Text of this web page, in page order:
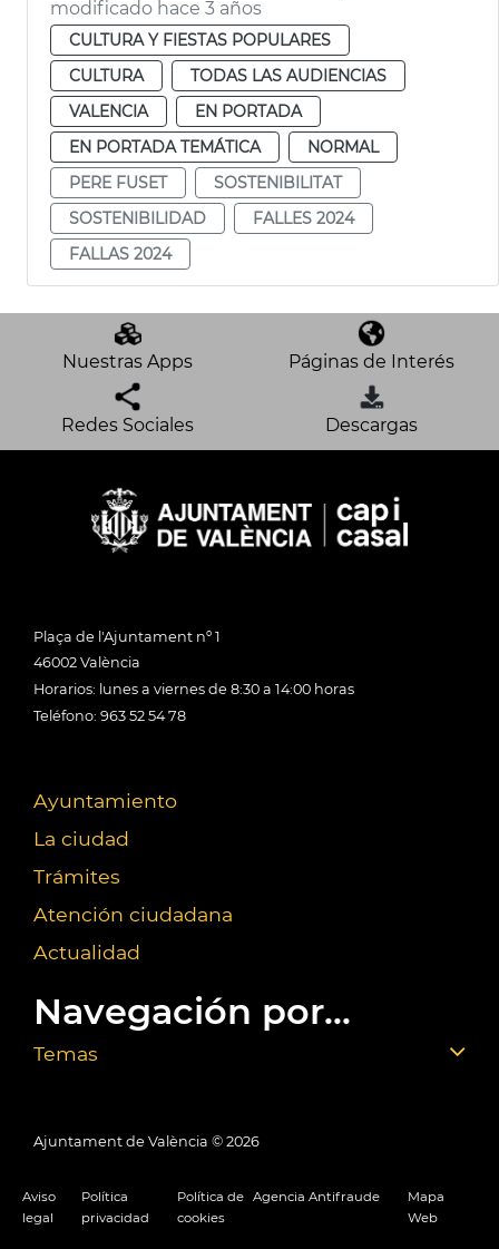
modificado hace 3 años
CULTURA Y FIESTAS POPULARES
CULTURA
TODAS LAS AUDIENCIAS
VALENCIA
EN PORTADA
EN PORTADA TEMÁTICA
NORMAL
PERE FUSET
SOSTENIBILITAT
SOSTENIBILIDAD
FALLES 2024
FALLAS 2024
Nuestras Apps Páginas de Interés
Redes Sociales Descargas
Plaça de l'Ajuntament nº 1
46002 València
Horarios: lunes a viernes de 8:30 a 14:00 horas
Teléfono: 963 52 54 78
Ayuntamiento
La ciudad
Trámites
Atención ciudadana
Actualidad
Navegación por...
Temas
Ajuntament de València © 2026
Aviso
legal
Política
privacidad
Política de
cookies
Agencia Antifraude
Mapa
Web